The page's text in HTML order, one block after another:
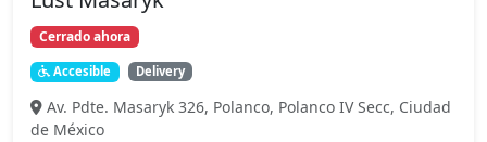
Cerrado ahora
Accesible Delivery
Av. Pdte. Masaryk 326, Polanco, Polanco IV Secc, Ciudad
de México